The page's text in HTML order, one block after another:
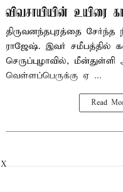
விவசாயியின் உயிரை
திருவனந்தபுரத்தை சேர்ந்த
ராஜேஷ். இவர் சமீபத்தில்
செருப்புழாவில், மீன்துள்ளி
வெள்ளப்பெருக்கு ஏ ...
Read
X